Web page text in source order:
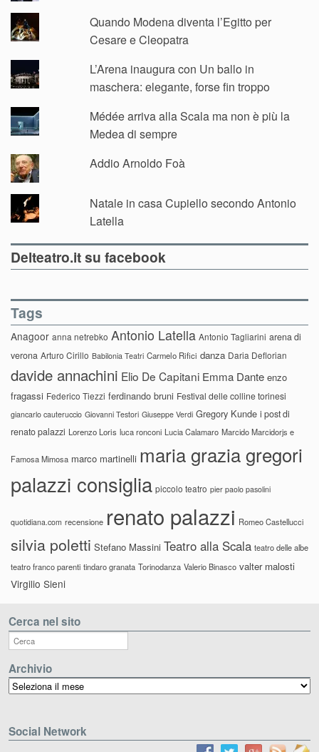
Quando Modena diventa l’Egitto per
Cesare e Cleopatra
L’Arena inaugura con Un ballo in
maschera: elegante, forse fin troppo
Médée arriva alla Scala ma non è più la
Medea di sempre
Addio Arnoldo Foà
Natale in casa Cupiello secondo Antonio
Latella
Delteatro.it su facebook
Tags
Anagoor anna netrebko Antonio Latella Antonio Tagliarini arena di
verona Arturo Cirillo Babilonia Teatri Carmelo Rifici danza Daria Deflorian
davide annachini Elio De Capitani Emma Dante enzo
fragassi Federico Tiezzi ferdinando bruni Festival delle colline torinesi
giancarlo cauteruccio Giovanni Testori Giuseppe Verdi Gregory Kunde i post di
renato palazzi Lorenzo Loris luca ronconi Lucia Calamaro Marcido Marcidorjs e
Famosa Mimosa marco martinelli maria grazia gregori
palazzi consiglia piccolo teatro pier paolo pasolini
quotidiana.com recensione renato palazzi Romeo Castellucci
silvia poletti Stefano Massini Teatro alla Scala teatro delle albe
teatro franco parenti tindaro granata Torinodanza Valerio Binasco valter malosti
Virgilio Sieni
Cerca nel sito
Archivio
Archivio
Social Network